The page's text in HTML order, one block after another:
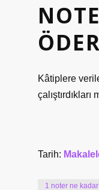
Kâtiplere
Tarih:
1 noter ne kadar